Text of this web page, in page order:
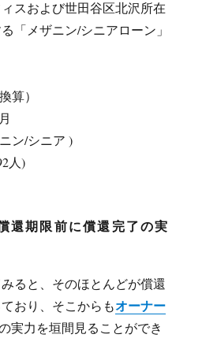
スおよび世田谷区北沢所在
「メザニン/シニアローン」
算）
ン/シニア )
人)
還期限前に償還完了の実
ると、そのほとんどが償還
おり、そこからもオーナー
実力を垣間見ることができ